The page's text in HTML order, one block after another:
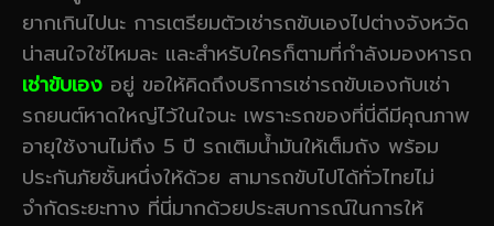
ยากเกินไปนะ การเตรียมตัวเช่ารถขับเองไปต่างจังหวัด
น่าสนใจใช่ไหมละ และสำหรับใครก็ตามที่กำลังมองหารถ
เช่าขับเอง อยู่ ขอให้คิดถึงบริการเช่ารถขับเองกับเช่า
รถยนต์หาดใหญ่ไว้ในใจนะ เพราะรถของที่นี่ดีมีคุณภาพ
อายุใช้งานไม่ถึง 5 ปี รถเติมน้ำมันให้เต็มถัง พร้อม
ประกันภัยชั้นหนึ่งให้ด้วย สามารถขับไปได้ทั่วไทยไม่
จำกัดระยะทาง ที่นี่มากด้วยประสบการณ์ในการให้